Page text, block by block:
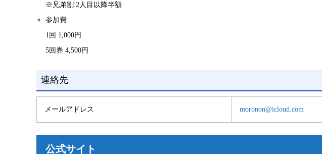
※兄弟割:2人目以降半額
参加費:
1回 1,000円
5回券 4,500円
連絡先
メールアドレス moronon@icloud.com
公式サイト